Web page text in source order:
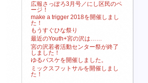
広報さっぽろ3月号／にし区民のペ
ージ！
make a trigger 2018を開催しまし
た！
もうすぐひな祭り
最近のYouth+宮の沢は……
宮の沢若者活動センター祭が終了
しました！
ゆるバスケを開催しました。
ミックスフットサルを開催しまし
た！